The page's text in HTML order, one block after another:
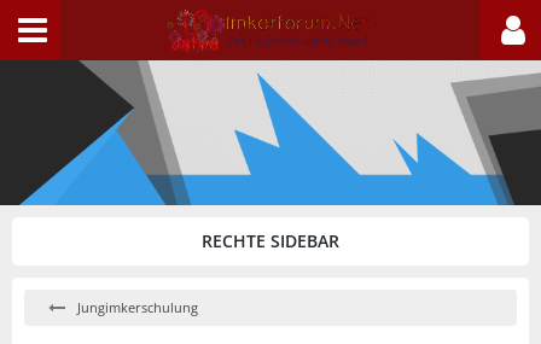
Jungimkerschulung